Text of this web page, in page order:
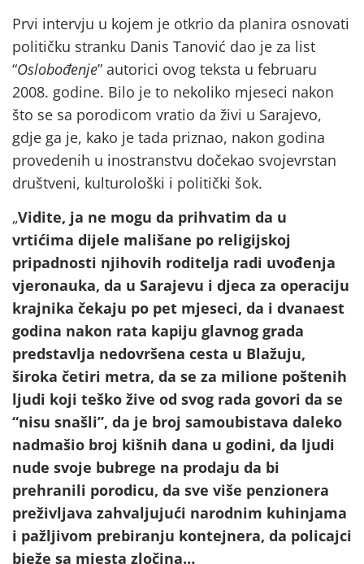
Prvi intervju u kojem je otkrio da planira osnovati
političku stranku Danis Tanović dao je za list
“Oslobođenje” autorici ovog teksta u februaru
2008. godine. Bilo je to nekoliko mjeseci nakon
što se sa porodicom vratio da živi u Sarajevo,
gdje ga je, kako je tada priznao, nakon godina
provedenih u inostranstvu dočekao svojevrstan
društveni, kulturološki i politički šok.
„Vidite, ja ne mogu da prihvatim da u
vrtićima dijele mališane po religijskoj
pripadnosti njihovih roditelja radi uvođenja
vjeronauka, da u Sarajevu i djeca za operaciju
krajnika čekaju po pet mjeseci, da i dvanaest
godina nakon rata kapiju glavnog grada
predstavlja nedovršena cesta u Blažuju,
široka četiri metra, da se za milione poštenih
ljudi koji teško žive od svog rada govori da se
“nisu snašli”, da je broj samoubistava daleko
nadmašio broj kišnih dana u godini, da ljudi
nude svoje bubrege na prodaju da bi
prehranili porodicu, da sve više penzionera
preživljava zahvaljujući narodnim kuhinjama
i pažljivom prebiranju kontejnera, da policajci
bježe sa mjesta zločina…